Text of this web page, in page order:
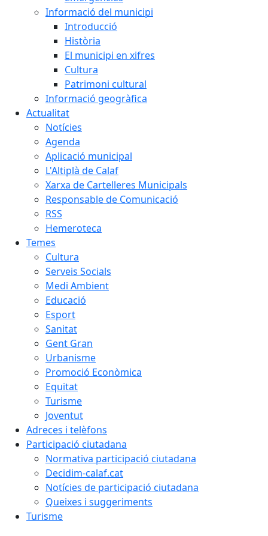
Informació del municipi
Introducció
Història
El municipi en xifres
Cultura
Patrimoni cultural
Informació geogràfica
Actualitat
Notícies
Agenda
Aplicació municipal
L'Altiplà de Calaf
Xarxa de Cartelleres Municipals
Responsable de Comunicació
RSS
Hemeroteca
Temes
Cultura
Serveis Socials
Medi Ambient
Educació
Esport
Sanitat
Gent Gran
Urbanisme
Promoció Econòmica
Equitat
Turisme
Joventut
Adreces i telèfons
Participació ciutadana
Normativa participació ciutadana
Decidim-calaf.cat
Notícies de participació ciutadana
Queixes i suggeriments
Turisme